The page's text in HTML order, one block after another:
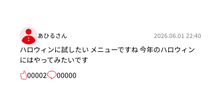
あひるさん 2026.06.01 22:40
ハロウィンに試したい メニューですね 今年のハロウィン
にはやってみたいです
00002
00000